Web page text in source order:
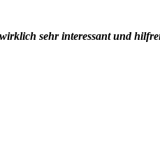
sehr interessant und